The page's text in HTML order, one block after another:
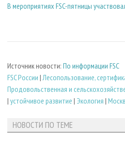
В мероприятиях FSC-пятницы
Источник новости: По информации FSC
FSC России | Лесопользование,
Продовольственная и
| устойчивое развитие | Экология |
НОВОСТИ ПО ТЕМЕ